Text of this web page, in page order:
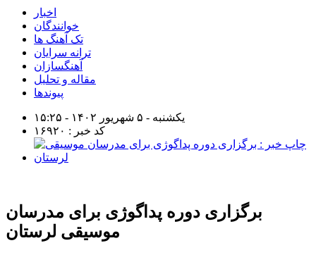
اخبار
خوانندگان
تک آهنگ ها
ترانه سرایان
آهنگسازان
مقاله و تحلیل
پیوندها
یکشنبه - ۵ شهریور ۱۴۰۲ - ۱۵:۲۵
کد خبر : ۱۶۹۲۰
برگزاری دوره پداگوژی برای مدرسان
موسیقی لرستان